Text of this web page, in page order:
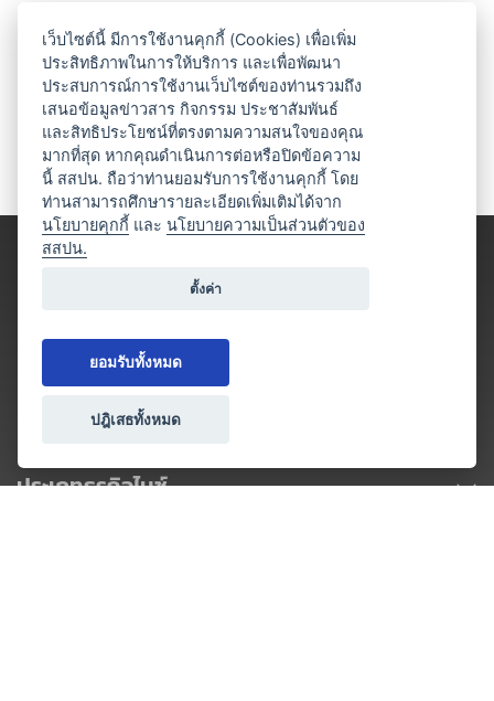
ประเภทธุรกิจไมซ์
เว็บไซต์นี้ มีการใช้งานคุกกี้ (Cookies) เพื่อเพิ่ม
ประสิทธิภาพในการให้บริการ และเพื่อพัฒนา
ประสบการณ์การใช้งานเว็บไซต์ของท่านรวมถึง
เสนอข้อมูลข่าวสาร กิจกรรม ประชาสัมพันธ์
และสิทธิประโยชน์ที่ตรงตามความสนใจของคุณ
มากที่สุด หากคุณดำเนินการต่อหรือปิดข้อความ
นี้ สสปน. ถือว่าท่านยอมรับการใช้งานคุกกี้ โดย
ท่านสามารถศึกษารายละเอียดเพิ่มเติมได้จาก
นโยบายคุกกี้ และนโยบายความเป็นส่วนตัวของ
สสปน.
ตั้งค่า
ยอมรับทั้งหมด
ปฎิเสธทั้งหมด